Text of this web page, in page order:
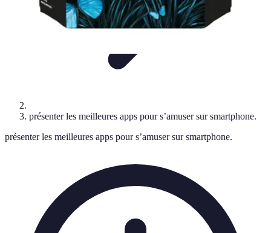
présenter les meilleures apps pour s’amuser sur smartphone.
présenter les meilleures apps pour s’amuser sur smartphone.